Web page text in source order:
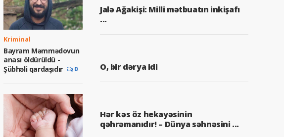
Kriminal
Bayram Məmmədovun
anası öldürüldü -
Şübhəli qardaşıdır
0
Jalə Ağakişi: Milli mətbuatın inkişafı
...
O, bir dərya idi
Hər kəs öz hekayəsinin
qəhrəmanıdır! – Dünya səhnəsini ...